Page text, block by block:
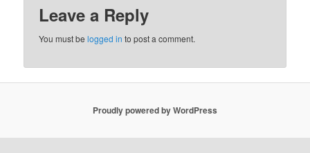
Leave a Reply
You must belogged in to post a comment.
Proudly powered by WordPress